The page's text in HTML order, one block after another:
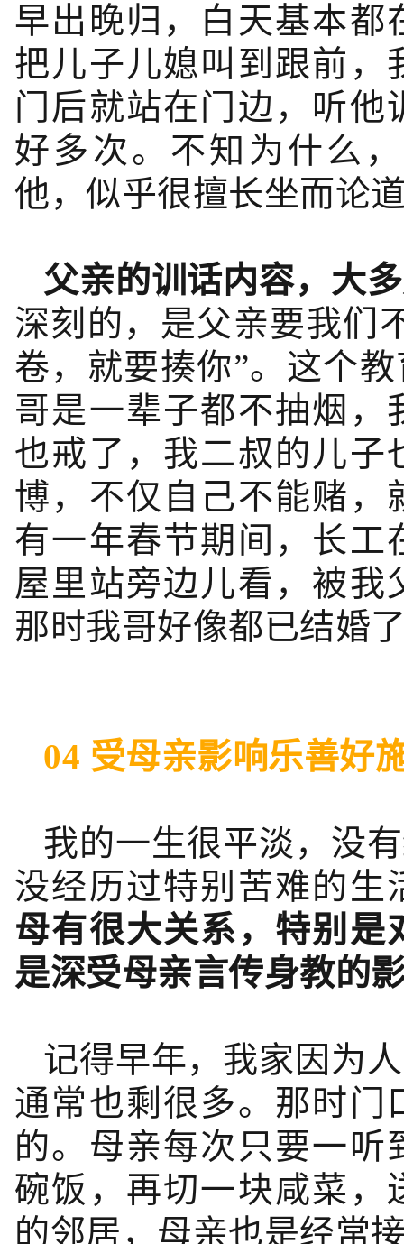
早出晚归，白天基本都
把儿子儿媳叫到跟前，
门后就站在门边，听他
好多次。不知为什么
他，似乎很擅长坐而论
父亲的训话内容，大
深刻的，是父亲要我们
卷，就要揍你”。这个
哥是一辈子都不抽烟，
也戒了，我二叔的儿子
博，不仅自己不能赌，
有一年春节期间，长工
屋里站旁边儿看，被我
那时我哥好像都已结婚
04 受母亲影响乐善好
我的一生很平淡，没
没经历过特别苦难的生
母有很大关系，特别是
是深受母亲言传身教的
记得早年，我家因为
通常也剩很多。那时门
的。母亲每次只要一听
碗饭，再切一块咸菜，
的邻居，母亲也是经常